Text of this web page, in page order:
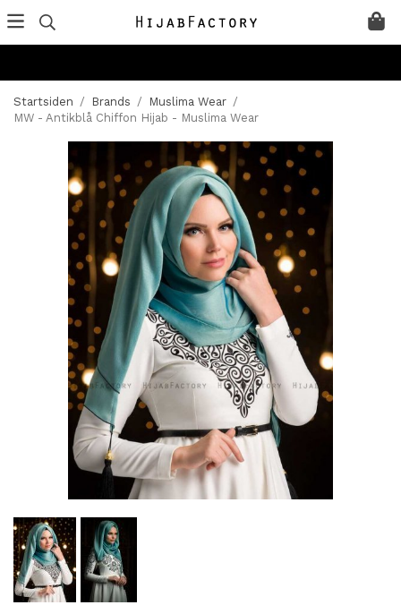
Startsiden / Brands / Muslima Wear /
MW - Antikblå Chiffon Hijab - Muslima Wear